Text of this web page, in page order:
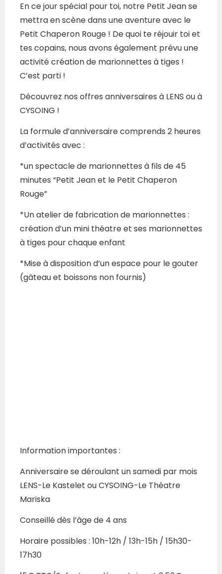
En ce jour spécial pour toi, notre Petit Jean se
mettra en scène dans une aventure avec le
Petit Chaperon Rouge ! De quoi te réjouir toi et
tes copains, nous avons également prévu une
activité création de marionnettes à tiges !
C’est parti !
Découvrez nos offres anniversaires à LENS ou à
CYSOING !
La formule d’anniversaire comprends 2 heures
d’activités avec :
*un spectacle de marionnettes à fils de 45
minutes “Petit Jean et le Petit Chaperon
Rouge”
*Un atelier de fabrication de marionnettes :
création d’un mini théatre et ses marionnettes
à tiges pour chaque enfant
*Mise à disposition d’un espace pour le gouter
(gâteau et boissons non fournis)
Information importantes :
Anniversaire se déroulant un samedi par mois
LENS-Le Kastelet ou CYSOING-Le Théatre
Mariska
Conseillé dès l’âge de 4 ans
Horaire possibles : 10h-12h / 13h-15h / 15h30-
17h30